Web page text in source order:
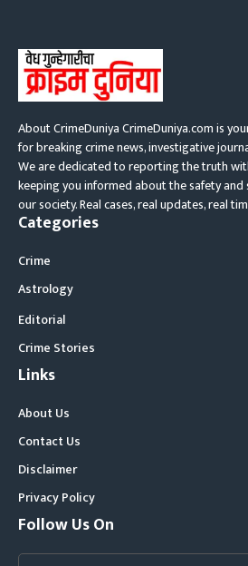
About CrimeDuniya CrimeDuniya.com is
for breaking crime news, investigative
We are dedicated to reporting the truth
keeping you informed about the safety
our society. Real cases, real updates, real
Categories
Crime
Astrology
Editorial
Crime Stories
Links
About Us
Contact Us
Disclaimer
Privacy Policy
Follow Us On